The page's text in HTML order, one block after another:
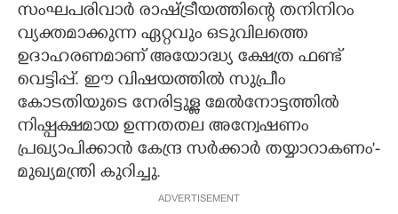
സംഘപരിവാർ രാഷ്ട്രീയത്തിന്റെ തനിനിറം
വ്യക്തമാക്കുന്ന ഏറ്റവും ഒടുവിലത്തെ
ഉദാഹരണമാണ് അയോദ്ധ്യ ക്ഷേത്ര ഫണ്ട്
വെട്ടിപ്പ്. ഈ വിഷയത്തിൽ സുപ്രീം
കോടതിയുടെ നേരിട്ടുള്ള മേൽനോട്ടത്തിൽ
നിഷ്പക്ഷമായ ഉന്നതതല അന്വേഷണം
പ്രഖ്യാപിക്കാൻ കേന്ദ്ര സർക്കാർ തയ്യാറാകണം'-
മുഖ്യമന്ത്രി കുറിച്ചു.
ADVERTISEMENT